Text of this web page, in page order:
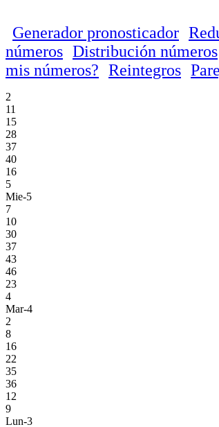
Generador pronosticador
números Distribución números
mis números? Reintegros
2
11
15
28
37
40
16
5
Mie-5
7
10
30
37
43
46
23
4
Mar-4
2
8
16
22
35
36
12
9
Lun-3